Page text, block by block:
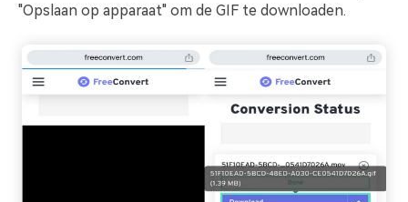
"Opslaan op apparaat" om de GIF te downloaden.